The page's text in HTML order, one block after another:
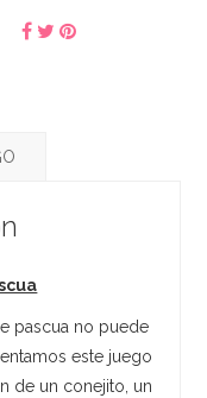
pascua no puede
este juego
de un conejito, un